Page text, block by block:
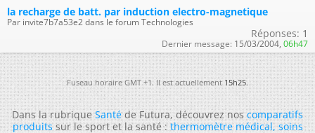
la recharge de batt. par induction electro-magnetique
Par invite7b7a53e2 dans le forum Technologies
Réponses: 1
Dernier message: 15/03/2004, 06h47
Fuseau horaire GMT +1. Il est actuellement15h25.
Dans la rubriqueSantéde Futura, découvrez noscomparatifs
produitssur le sport et la santé :thermomètre médical,soins